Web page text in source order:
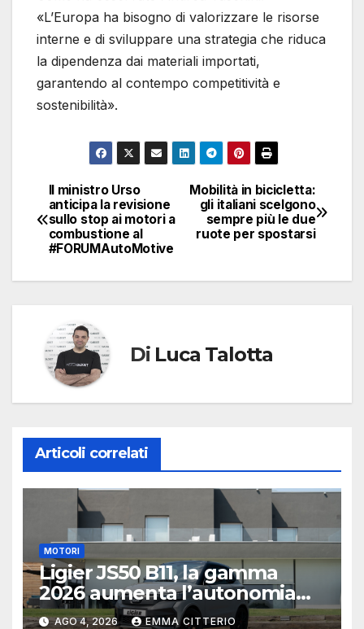
«L’Europa ha bisogno di valorizzare le risorse
interne e di sviluppare una strategia che riduca
la dipendenza dai materiali importati,
garantendo al contempo competitività e
sostenibilità».
Navigazione
articoli
Mobilità in bicicletta:
gli italiani scelgono
sempre più le due
ruote per spostarsi
Il ministro Urso
anticipa la revisione
sullo stop ai motori a
combustione al
#FORUMAutoMotive
Di Luca Talotta
Articoli correlati
MOTORI
Ligier JS50 B11, la gamma
2026 aumenta l’autonomia
elettrica
AGO 4, 2026 EMMA CITTERIO